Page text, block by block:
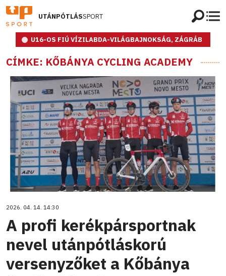
UTÁNPÓTLÁSSPORT
U16-OS FIÚ VÍZILABDA-VILÁGBAJNOKSÁG, ZÁGRÁB
CÍMKE: KŐBÁNYA CYCLING ACADEMY
2026. 04. 14. 14:30
A profi kerékpársportnak
nevel utánpótláskorú
versenyzőket a Kőbánya